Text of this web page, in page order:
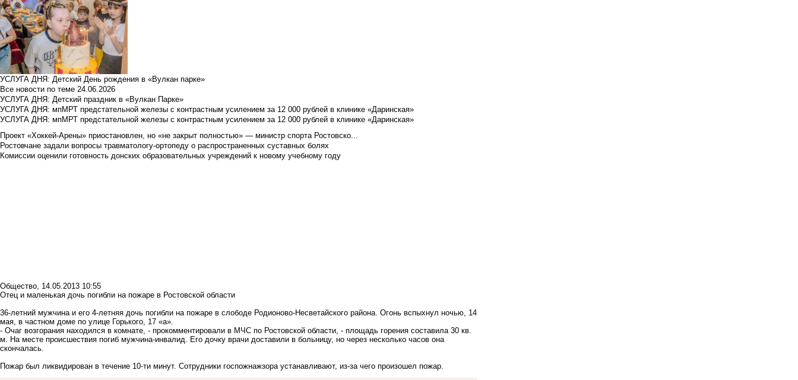
УСЛУГА ДНЯ: Детский День рождения в «Вулкан парке»
Все новости по теме 24.06.2026
УСЛУГА ДНЯ: Детский праздник в «Вулкан Парке»
УСЛУГА ДНЯ: мпМРТ предстательной железы с контрастным усилением за 12 000 рублей в клинике «Даринская»
УСЛУГА ДНЯ: мпМРТ предстательной железы с контрастным усилением за 12 000 рублей в клинике «Даринская»
Проект «Хоккей-Арены» приостановлен, но «не закрыт полностью» — министр спорта Ростовско...
Ростовчане задали вопросы травматологу-ортопеду о распространенных суставных болях
Комиссии оценили готовность донских образовательных учреждений к новому учебному году
Общество, 14.05.2013 10:55
Отец и маленькая дочь погибли на пожаре в Ростовской области
36-летний мужчина и его 4-летняя дочь погибли на пожаре в слободе Родионово-Несветайского района. Огонь вспыхнул ночью, 14
мая, в частном доме по улице Горького, 17 «а».
- Очаг возгорания находился в комнате, - прокомментировали в МЧС по Ростовской области, - площадь горения составила 30 кв.
м. На месте происшествия погиб мужчина-инвалид. Его дочку врачи доставили в больницу, но через несколько часов она
скончалась.
Пожар был ликвидирован в течение 10-ти минут. Сотрудники госпожнажзора устанавливают, из-за чего произошел пожар.